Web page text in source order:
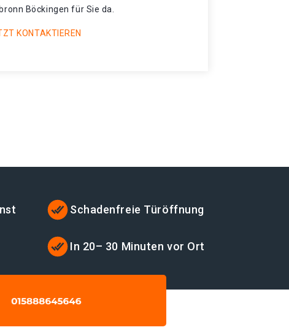
Böckingen für Sie da.
KONTAKTIEREN
Schadenfreie Türöffnung
In 20– 30 Minuten vor Ort